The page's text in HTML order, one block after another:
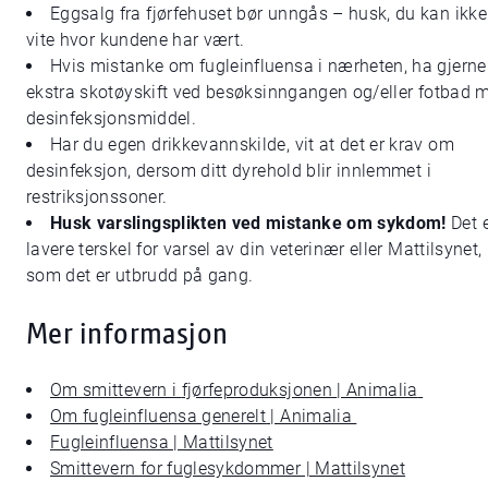
Eggsalg fra fjørfehuset bør unngås – husk, du kan ikke
vite hvor kundene har vært.
Hvis mistanke om fugleinfluensa i nærheten, ha
ekstra skotøyskift ved besøksinngangen og/eller fotbad
desinfeksjonsmiddel.
Har du egen drikkevannskilde, vit at det er krav om
desinfeksjon, dersom ditt dyrehold blir innlemmet i
restriksjonssoner.
Husk varslingsplikten ved mistanke om sykdom! Det
lavere terskel for varsel av din veterinær eller Mattilsynet,
som det er utbrudd på gang.
Mer informasjon
Om smittevern i fjørfeproduksjonen | Animalia
Om fugleinfluensa generelt | Animalia
Fugleinfluensa | Mattilsynet
Smittevern for fuglesykdommer | Mattilsynet